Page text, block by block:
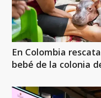
En Colombia
bebé de la colonia